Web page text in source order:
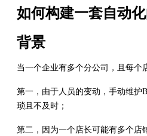
如何构建一套自动
背景
当一个企业有多个分公司，且每个
第一，由于人员的变动，手动维护
琐且不及时；
第二，因为一个店长可能有多个店